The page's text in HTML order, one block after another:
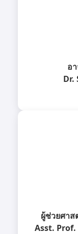
อ
Dr.
ผู้ช่วยศา
Asst.